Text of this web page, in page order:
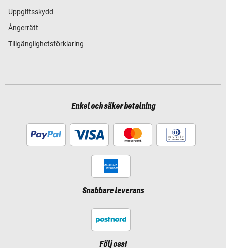
Uppgiftsskydd
Ångerrätt
Tillgänglighetsförklaring
Enkel och säker betalning
Snabbare leverans
Följ oss!